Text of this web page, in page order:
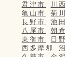
君津市
川
亀山市
菊
長野市
池
八尾市
朝
東御市
日
西多摩郡